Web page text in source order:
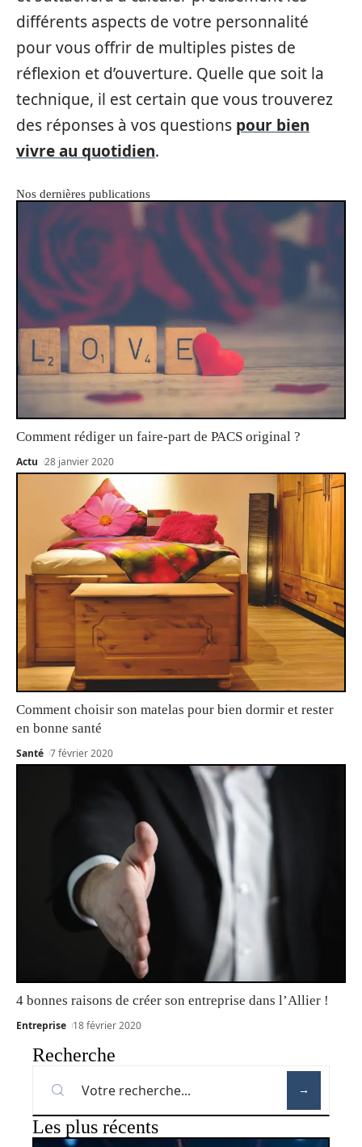
différents aspects de votre personnalité
pour vous offrir de multiples pistes de
réflexion et d’ouverture. Quelle que soit la
technique, il est certain que vous trouverez
des réponses à vos questions pour bien
vivre au quotidien.
Nos dernières publications
Comment rédiger un faire-part de PACS original ?
Actu 28 janvier 2020
Comment choisir son matelas pour bien dormir et rester
en bonne santé
Santé 7 février 2020
4 bonnes raisons de créer son entreprise dans l’Allier !
Entreprise 18 février 2020
Recherche
Les plus récents